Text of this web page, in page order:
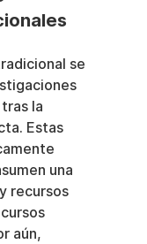
se
la
Estas
una
recursos
aún,